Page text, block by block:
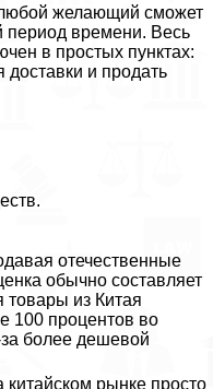
желающий сможет
период времени. Весь
в простых пунктах:
и продать
отечественные
обычно составляет
товары из Китая
100 процентов во
за более дешевой
китайском рынке просто